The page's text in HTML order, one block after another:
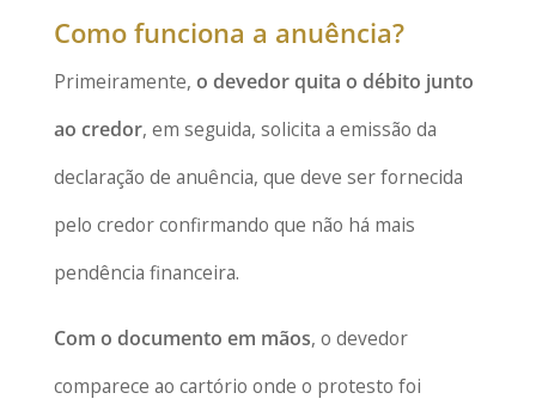
Como funciona a anuência?
Primeiramente, o devedor quita o débito junto
ao credor, em seguida, solicita a emissão da
declaração de anuência, que deve ser fornecida
pelo credor confirmando que não há mais
pendência financeira.
Com o documento em mãos, o devedor
comparece ao cartório onde o protesto foi